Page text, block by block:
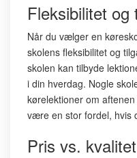
Fleksibilitet
Når du vælger en
skolens fleksibilitet og
skolen kan tilbyde
i din hverdag. Nogle
kørelektioner om
være en stor fordel, hvis
Pris vs. kvalitet